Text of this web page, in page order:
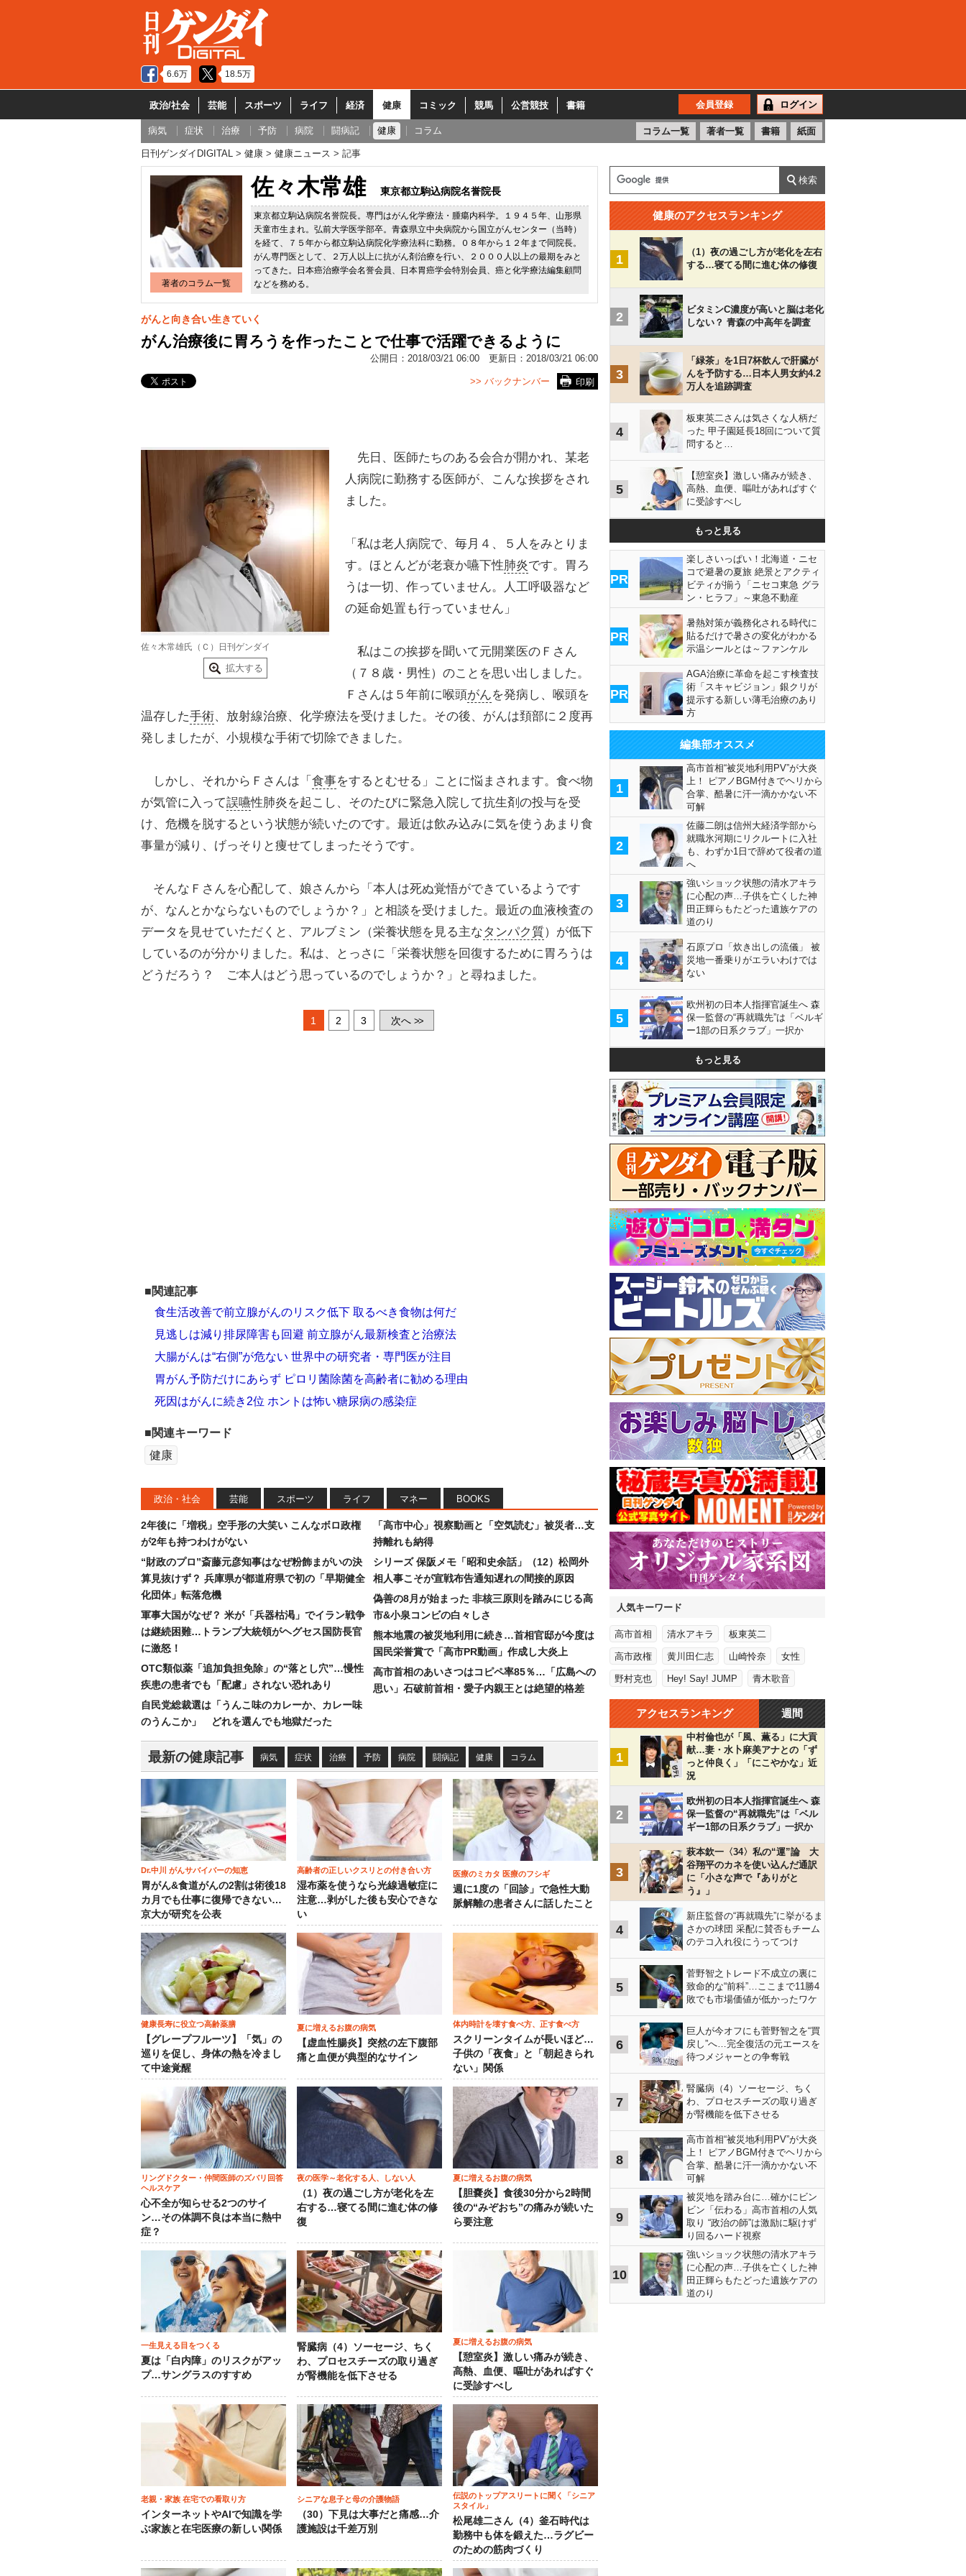
6.6万 18.5万
政治/社会 芸能 スポーツ ライフ 経済 健康 コミック 競馬 公営競技 書籍 会員登録 ログイン
病気 症状 治療 予防 病院 闘病記 健康 コラム コラム一覧 著者一覧 書籍 紙面
日刊ゲンダイDIGITAL 健康 健康ニュース 記事
著者のコラム一覧
佐々木常雄 東京都立駒込病院名誉院長
東京都立駒込病院名誉院長。専門はがん化学療法・腫瘍内科学。１９４５年、山形県
天童市生まれ。弘前大学医学部卒。青森県立中央病院から国立がんセンター（当時）
を経て、７５年から都立駒込病院化学療法科に勤務。０８年から１２年まで同院長。
がん専門医として、２万人以上に抗がん剤治療を行い、２０００人以上の最期をみと
ってきた。日本癌治療学会名誉会員、日本胃癌学会特別会員、癌と化学療法編集顧問
などを務める。
がんと向き合い生きていく
がん治療後に胃ろうを作ったことで仕事で活躍できるように
公開日： 2018/03/21 06:00 更新日： 2018/03/21 06:00
印刷
>> バックナンバー
佐々木常雄氏（Ｃ）日刊ゲンダイ
拡大する
先日、医師たちのある会合が開かれ、某老
人病院に勤務する医師が、こんな挨拶をされ
ました。
「私は老人病院で、毎月４、５人をみとりま
す。ほとんどが老衰か嚥下性肺炎です。胃ろ
うは一切、作っていません。人工呼吸器など
の延命処置も行っていません」
私はこの挨拶を聞いて元開業医のＦさん
（７８歳・男性）のことを思い出しました。
Ｆさんは５年前に喉頭がんを発病し、喉頭を
温存した手術、放射線治療、化学療法を受けました。その後、がんは頚部に２度再
発しましたが、小規模な手術で切除できました。
しかし、それからＦさんは「 食事をするとむせる」ことに悩まされます。食べ物
が気管に入って誤嚥性肺炎を起こし、そのたびに緊急入院して抗生剤の投与を受
け、危機を脱するという状態が続いたのです。最近は飲み込みに気を使うあまり食
事量が減り、げっそりと痩せてしまったそうです。
そんなＦさんを心配して、娘さんから「本人は死ぬ覚悟ができているようです
が、なんとかならないものでしょうか？」と相談を受けました。最近の血液検査の
データを見せていただくと、アルブミン（栄養状態を見る主なタンパク質）が低下
しているのが分かりました。私は、とっさに「栄養状態を回復するために胃ろうは
どうだろう？ ご本人はどう思っているのでしょうか？」と尋ねました。
1 2 3 次へ >>
■関連記事
食生活改善で前立腺がんのリスク低下 取るべき食物は何だ
見逃しは減り排尿障害も回避 前立腺がん最新検査と治療法
大腸がんは“右側”が危ない 世界中の研究者・専門医が注目
胃がん予防だけにあらず ピロリ菌除菌を高齢者に勧める理由
死因はがんに続き2位 ホントは怖い糖尿病の感染症
■関連キーワード
健康
政治・社会 芸能 スポーツ ライフ マネー BOOKS
2年後に「増税」空手形の大笑い こんなボロ政権
が2年も持つわけがない
“財政のプロ”斎藤元彦知事はなぜ粉飾まがいの決
算見抜けず？ 兵庫県が都道府県で初の「早期健全
化団体」転落危機
軍事大国がなぜ？ 米が「兵器枯渇」でイラン戦争
は継続困難…トランプ大統領がヘグセス国防長官
に激怒！
OTC類似薬「追加負担免除」の“落とし穴”…慢性
疾患の患者でも「配慮」されない恐れあり
自民党総裁選は「うんこ味のカレーか、カレー味
のうんこか」 どれを選んでも地獄だった
「高市中心」視察動画と「空気読む」被災者…支
持離れも納得
シリーズ 保阪メモ「昭和史余話」（12）松岡外
相人事こそが宣戦布告通知遅れの間接的原因
偽善の8月が始まった 非核三原則を踏みにじる高
市&小泉コンビの白々しさ
熊本地震の被災地利用に続き…首相官邸が今度は
国民栄誉賞で「高市PR動画」作成し大炎上
高市首相のあいさつはコピペ率85％…「広島への
思い」石破前首相・愛子内親王とは絶望的格差
最新の健康記事 病気 症状 治療 予防 病院 闘病記 健康 コラム
Dr.中川 がんサバイバーの知恵
胃がん&食道がんの2割は術後18
カ月でも仕事に復帰できない…
京大が研究を公表
高齢者の正しいクスリとの付き合い方
湿布薬を使うなら光線過敏症に
注意…剥がした後も安心できな
い
医療のミカタ 医療のフシギ
週に1度の「回診」で急性大動
脈解離の患者さんに話したこと
健康長寿に役立つ高齢薬膳
【グレープフルーツ】「気」の
巡りを促し、身体の熱を冷まし
て中途覚醒
夏に増えるお腹の病気
【虚血性腸炎】突然の左下腹部
痛と血便が典型的なサイン
体内時計を壊す食べ方、正す食べ方
スクリーンタイムが長いほど…
子供の「夜食」と「朝起きられ
ない」関係
リングドクター・仲間医師のズバリ回答
ヘルスケア
心不全が知らせる2つのサイ
ン…その体調不良は本当に熱中
症？
夜の医学～老化する人、しない人
（1）夜の過ごし方が老化を左
右する…寝てる間に進む体の修
復
夏に増えるお腹の病気
【胆嚢炎】食後30分から2時間
後の“みぞおち”の痛みが続いた
ら要注意
一生見える目をつくる
夏は「白内障」のリスクがアッ
プ…サングラスのすすめ
腎臓病（4）ソーセージ、ちく
わ、プロセスチーズの取り過ぎ
が腎機能を低下させる
夏に増えるお腹の病気
【憩室炎】激しい痛みが続き、
高熱、血便、嘔吐があればすぐ
に受診すべし
老親・家族 在宅での看取り方
インターネットやAIで知識を学
ぶ家族と在宅医療の新しい関係
シニアな息子と母の介護物語
（30）下見は大事だと痛感…介
護施設は千差万別
伝説のトップアスリートに聞く「シニア
スタイル」
松尾雄二さん（4）釜石時代は
勤務中も体を鍛えた…ラグビー
のための筋肉づくり
健康のアクセスランキング
1
（1）夜の過ごし方が老化を左右
する…寝てる間に進む体の修復
2
ビタミンC濃度が高いと脳は老化
しない？ 青森の中高年を調査
3
「緑茶」を1日7杯飲んで肝臓が
んを予防する…日本人男女約4.2
万人を追跡調査
4
板東英二さんは気さくな人柄だ
った 甲子園延長18回について質
問すると…
5
【憩室炎】激しい痛みが続き、
高熱、血便、嘔吐があればすぐ
に受診すべし
もっと見る
PR
楽しさいっぱい！北海道・ニセ
コで避暑の夏旅 絶景とアクティ
ビティが揃う「ニセコ東急 グラ
ン・ヒラフ」～東急不動産
PR
暑熱対策が義務化される時代に
貼るだけで暑さの変化がわかる
示温シールとは～ファンケル
PR
AGA治療に革命を起こす検査技
術「スキャビジョン」銀クリが
提示する新しい薄毛治療のあり
方
編集部オススメ
1
高市首相“被災地利用PV”が大炎
上！ ピアノBGM付きでヘリから
合掌、酷暑に汗一滴かかない不
可解
2
佐藤二朗は信州大経済学部から
就職氷河期にリクルートに入社
も、わずか1日で辞めて役者の道
へ
3
強いショック状態の清水アキラ
に心配の声…子供を亡くした神
田正輝らもたどった遺族ケアの
道のり
4
石原プロ「炊き出しの流儀」 被
災地一番乗りがエラいわけでは
ない
5
欧州初の日本人指揮官誕生へ 森
保一監督の“再就職先”は「ベルギ
ー1部の日系クラブ」一択か
もっと見る
人気キーワード
高市首相 清水アキラ 板東英二
高市政権 黄川田仁志 山崎怜奈 女性
野村克也 Hey! Say! JUMP 青木歌音
アクセスランキング 週間
1
中村倫也が「風、薫る」に大貢
献…妻・水卜麻美アナとの「ず
っと仲良く」「にこやかな」近
況
2
欧州初の日本人指揮官誕生へ 森
保一監督の“再就職先”は「ベル
ギー1部の日系クラブ」一択か
3
萩本欽一〈34〉私の“運”論 大
谷翔平のカネを使い込んだ通訳
に「小さな声で『ありがと
う』」
4
新庄監督の“再就職先”に挙がるま
さかの球団 采配に賛否もチーム
のテコ入れ役にうってつけ
5
菅野智之トレード不成立の裏に
致命的な“前科”…ここまで11勝4
敗でも市場価値が低かったワケ
6
巨人が今オフにも菅野智之を“買
戻し”へ…完全復活の元エースを
待つメジャーとの争奪戦
7
腎臓病（4）ソーセージ、ちく
わ、プロセスチーズの取り過ぎ
が腎機能を低下させる
8
高市首相“被災地利用PV”が大炎
上！ ピアノBGM付きでヘリから
合掌、酷暑に汗一滴かかない不
可解
9
被災地を踏み台に…確かにビン
ビン「伝わる」高市首相の人気
取り “政治の師”は激励に駆けず
り回るハード視察
10
強いショック状態の清水アキラ
に心配の声…子供を亡くした神
田正輝らもたどった遺族ケアの
道のり